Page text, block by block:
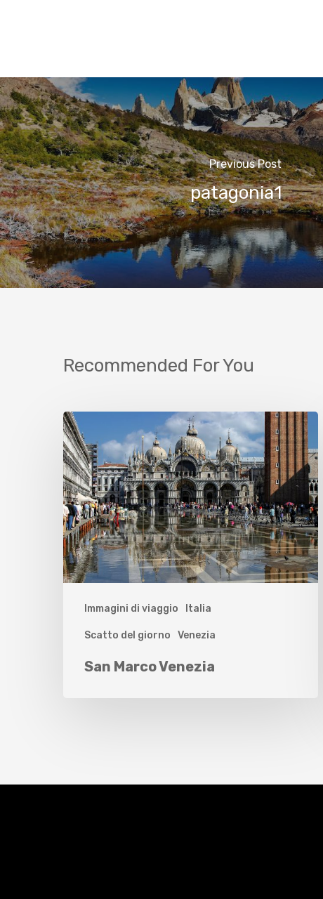
Previous Post
patagonia1
Recommended For You
Immagini di viaggio Italia
Scatto del giorno Venezia
San Marco Venezia